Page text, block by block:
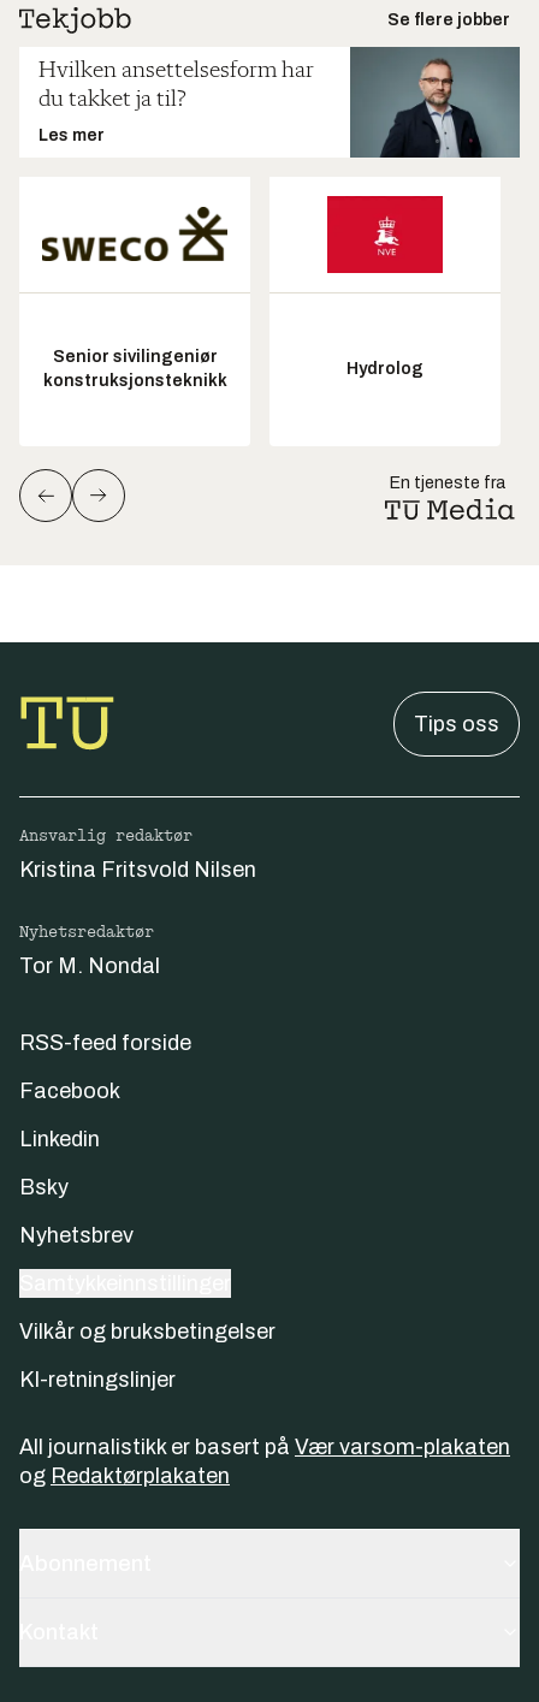
Se flere jobber
Hvilken ansettelsesform har
du takket ja til?
Les mer
Senior sivilingeniør
konstruksjonsteknikk
Hydrolog
En tjeneste fra
Tips oss
Ansvarlig redaktør
Kristina Fritsvold Nilsen
Nyhetsredaktør
Tor M. Nondal
RSS-feed forside
Facebook
Linkedin
Bsky
Nyhetsbrev
Vilkår og bruksbetingelser
KI-retningslinjer
All journalistikk er basert på Vær varsom-plakaten
og Redaktørplakaten